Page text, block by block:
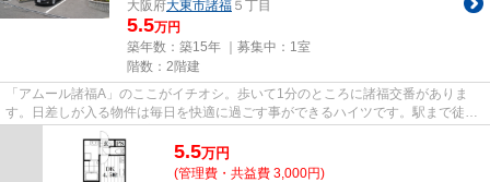
大阪府大東市諸福 ５丁目
5.5万円
築年数：築15年 ｜募集中： 1室
階数：2階建
「アムール諸福A」のここがイチオシ。歩いて1分のところに諸福交番がありま
す。日差しが入る物件は毎日を快適に過ごす事ができるハイツです。駅まで徒歩
7分なので、アクセスの良い物件...
5.5万円
(管理費・共益費 3,000円)